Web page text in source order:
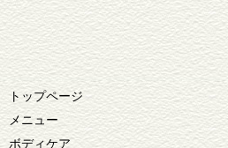
トップページ
メニュー
ボディケア